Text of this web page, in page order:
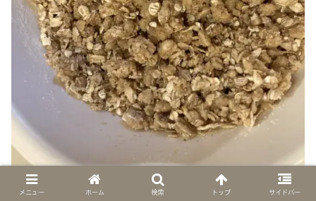
メニュー ホーム 検索 トップ サイドバー